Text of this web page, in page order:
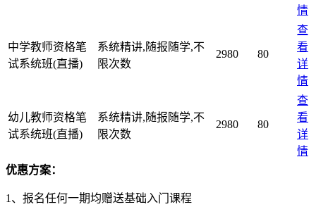
情
中学教师资格笔
试系统班(直播)
系统精讲,随报随学,不
限次数
2980 80
查
看
详
情
幼儿教师资格笔
试系统班(直播)
系统精讲,随报随学,不
限次数
2980 80
查
看
详
情
优惠方案：
1、报名任何一期均赠送基础入门课程